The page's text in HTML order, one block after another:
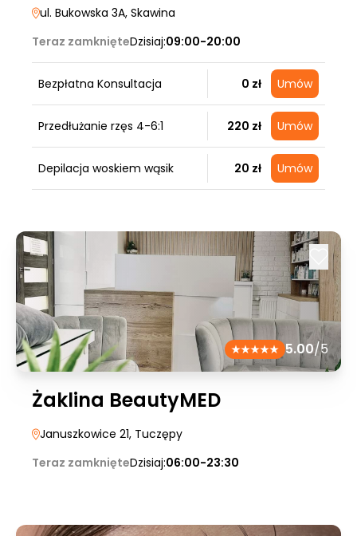
ul. Bukowska 3A, Skawina
Teraz zamknięteDzisiaj:09:00-20:00
Bezpłatna Konsultacja 0 zł Umów
Przedłużanie rzęs 4-6:1 220 zł Umów
Depilacja woskiem wąsik 20 zł Umów
5.00/5
Żaklina BeautyMED
Januszkowice 21, Tuczępy
Teraz zamknięteDzisiaj:06:00-23:30